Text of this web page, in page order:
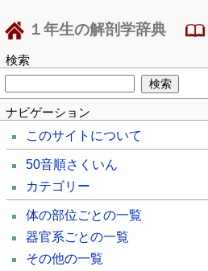
１年生の解剖学辞典
検索
ナビゲーション
このサイトについて
50音順さくいん
カテゴリー
体の部位ごとの一覧
器官系ごとの一覧
その他の一覧